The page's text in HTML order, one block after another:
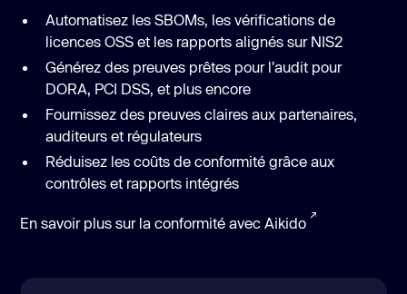
Automatisez les SBOMs, les vérifications de
licences OSS et les rapports alignés sur NIS2
Générez des preuves prêtes pour l'audit pour
DORA, PCI DSS, et plus encore
Fournissez des preuves claires aux partenaires,
auditeurs et régulateurs
Réduisez les coûts de conformité grâce aux
contrôles et rapports intégrés
En savoir plus sur la conformité avec Aikido